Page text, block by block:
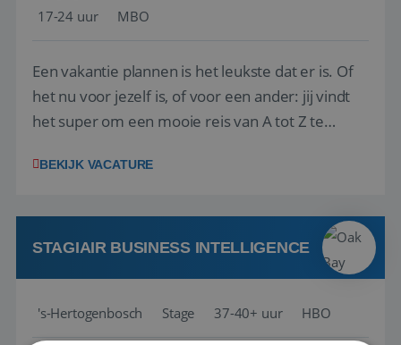
17-24 uur
MBO
Een vakantie plannen is het leukste dat er is. Of
het nu voor jezelf is, of voor een ander: jij vindt
het super om een mooie reis van A tot Z te
vakantiegangers de meest prachtige plekjes op
werken: of het nu gaat om vragen ...
BEKIJK VACATURE
STAGIAIR BUSINESS INTELLIGENCE
's-Hertogenbosch Stage 37-40+ uur HBO